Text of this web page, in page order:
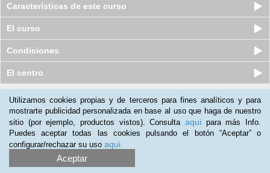
Características de este curso
El curso
Condiciones
El centro
Nuestros clientes opinan:
Jennifer Purti
(27-09-2015)
Me ha parecido perfecto. Lo recomiendo. Se aprende mucho.
Utilizamos cookies propias y de terceros para fines analíticos y para
mostrarte publicidad personalizada en base al uso que haga de nuestro
sitio (por ejemplo, productos vistos). Consulta aqui para más Info.
Puedes aceptar todas las cookies pulsando el botón “Aceptar” o
configurar/rechazar su uso aqui
Aceptar